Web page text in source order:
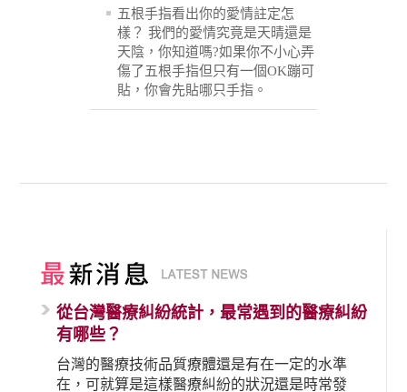
五根手指看出你的愛情註定怎
樣？ 我們的愛情究竟是天晴還是
天陰，你知道嗎?如果你不小心弄
傷了五根手指但只有一個OK蹦可
貼，你會先貼哪只手指。
從台灣醫療糾紛統計，最常遇到的醫療糾紛
有哪些？
台灣的醫療技術品質療體還是有在一定的水準
在，可就算是這樣醫療糾紛的狀況還是時常發